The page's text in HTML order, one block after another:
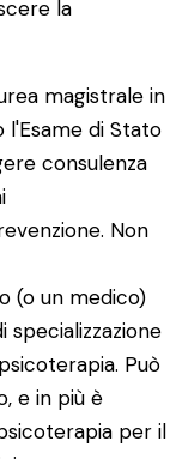
la
magistrale in
l'Esame di Stato
consulenza
Non
(o un medico)
Può
e in più è
per il